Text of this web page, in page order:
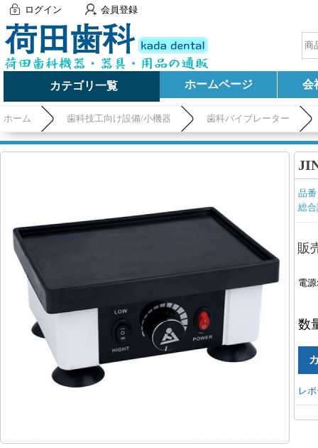
ログイン 会員登録
カテゴリ一覧 ホームページ 会
ホーム 歯科技工向け設備/小機器 歯科バイブレーター
品
総
販
電源:
数
レ